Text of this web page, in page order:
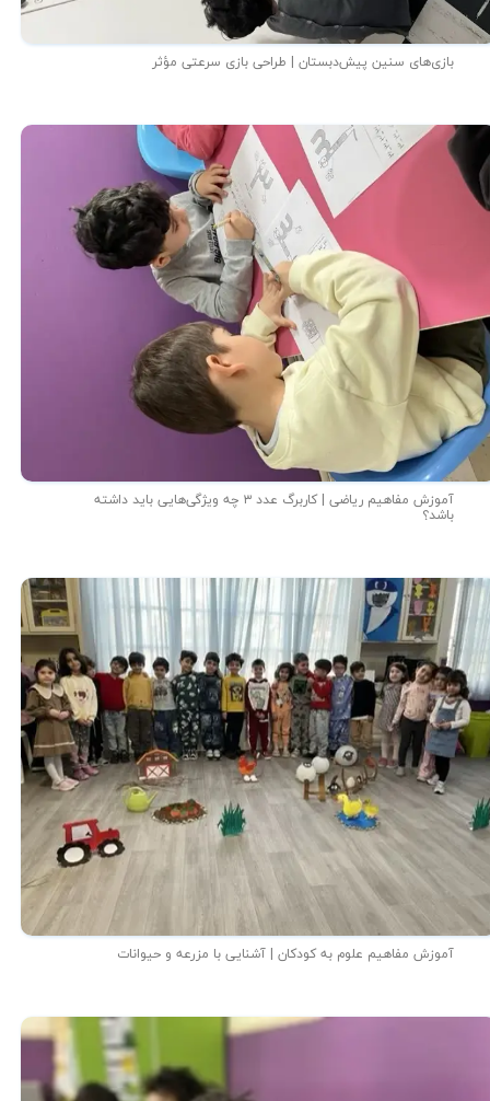
بازی‌های سنین پیش‌دبستان | طراحی بازی سرعتی مؤثر
آموزش مفاهیم ریاضی | کاربرگ عدد ۳ چه ویژگی‌هایی باید داشته
باشد؟
آموزش مفاهیم علوم به کودکان | آشنایی با مزرعه و حیوانات